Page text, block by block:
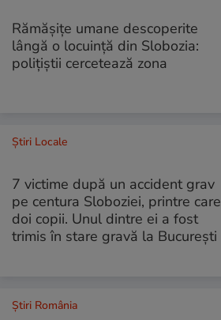
Rămăşiţe umane descoperite
lângă o locuinţă din Slobozia:
polițiștii cercetează zona
Știri Locale
7 victime după un accident grav
pe centura Sloboziei, printre care
doi copii. Unul dintre ei a fost
trimis în stare gravă la București
Știri România